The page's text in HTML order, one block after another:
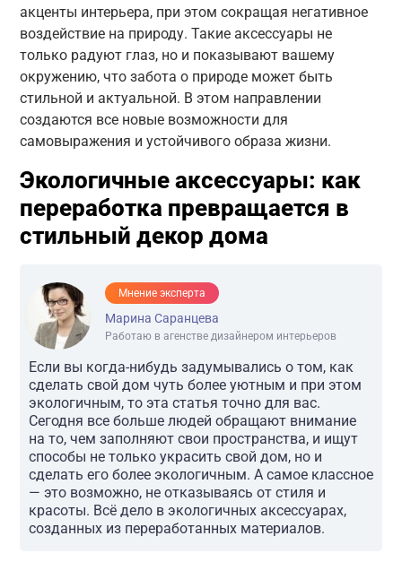
акценты интерьера, при этом сокращая негативное
воздействие на природу. Такие аксессуары не
только радуют глаз, но и показывают вашему
окружению, что забота о природе может быть
стильной и актуальной. В этом направлении
создаются все новые возможности для
самовыражения и устойчивого образа жизни.
Экологичные аксессуары: как
переработка превращается в
стильный декор дома
Мнение эксперта
Марина Саранцева
Работаю в агенстве дизайнером интерьеров
Если вы когда-нибудь задумывались о том, как
сделать свой дом чуть более уютным и при этом
экологичным, то эта статья точно для вас.
Сегодня все больше людей обращают внимание
на то, чем заполняют свои пространства, и ищут
способы не только украсить свой дом, но и
сделать его более экологичным. А самое классное
— это возможно, не отказываясь от стиля и
красоты. Всё дело в экологичных аксессуарах,
созданных из переработанных материалов.